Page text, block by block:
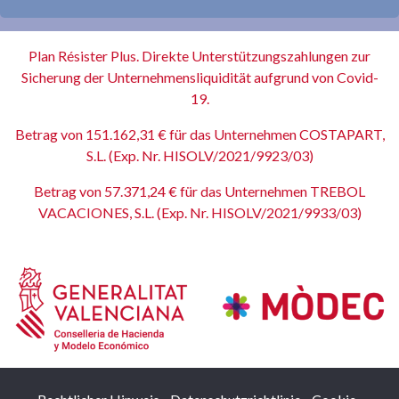
Plan Résister Plus. Direkte Unterstützungszahlungen zur
Sicherung der Unternehmensliquidität aufgrund von Covid-
19.
Betrag von 151.162,31 € für das Unternehmen COSTAPART,
S.L. (Exp. Nr. HISOLV/2021/9923/03)
Betrag von 57.371,24 € für das Unternehmen TREBOL
VACACIONES, S.L. (Exp. Nr. HISOLV/2021/9933/03)